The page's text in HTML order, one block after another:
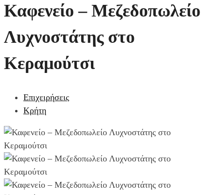
Καφενείο – Μεζεδοπωλείο
Λυχνοστάτης στο
Κεραμούτσι
Επιχειρήσεις
Κρήτη